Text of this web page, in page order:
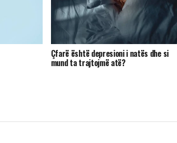
Çfarë është depresioni i natës dhe si
mund ta trajtojmë atë?